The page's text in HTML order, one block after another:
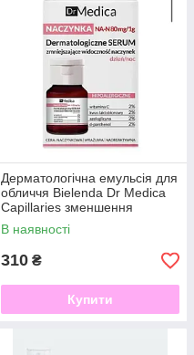
Дерматологічна емульсія для
обличчя Bielenda Dr Medica
Capillaries зменшення
почервонінь, гіпоалергенная,
250 мл
В наявності
310 ₴
Купити